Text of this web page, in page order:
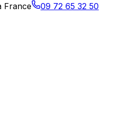
France 09 72 65 32 50